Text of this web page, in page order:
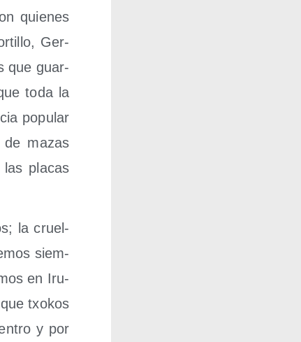
quie­nes
Ger­
que guar­
toda la
popu­lar
mazas
pla­cas
la cruel­
siem­
en Iru­
txo­kos
y por